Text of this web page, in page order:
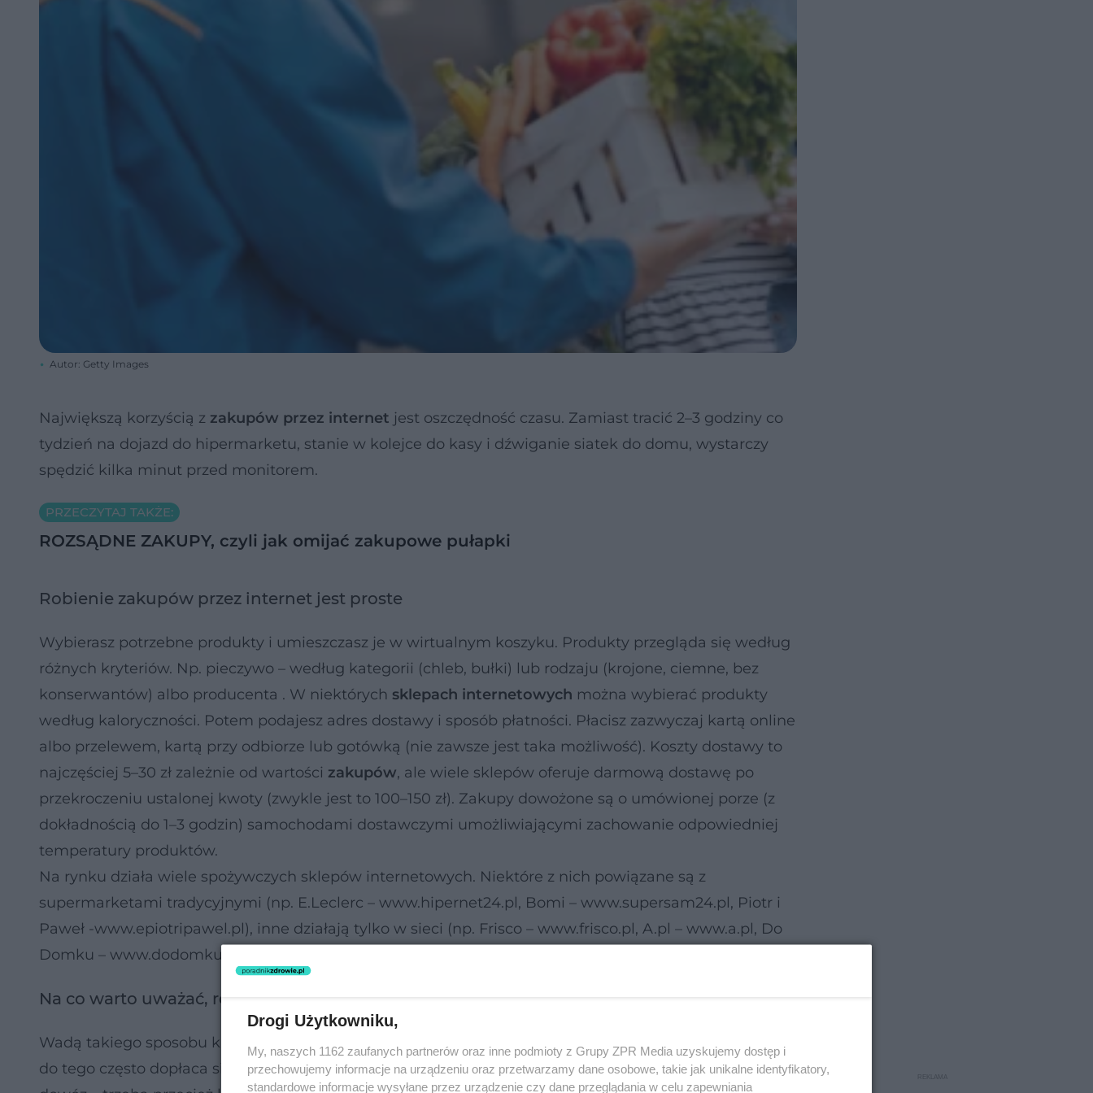
Autor: Getty Images
Największą korzyścią z zakupów przez internet jest oszczędność czasu. Zamiast tracić 2–3 godziny co
tydzień na dojazd do hipermarketu, stanie w kolejce do kasy i dźwiganie siatek do domu, wystarczy
spędzić kilka minut przed monitorem.
PRZECZYTAJ TAKŻE:
ROZSĄDNE ZAKUPY, czyli jak omijać zakupowe pułapki
Robienie zakupów przez internet jest proste
Wybierasz potrzebne produkty i umieszczasz je w wirtualnym koszyku. Produkty przegląda się według
różnych kryteriów. Np. pieczywo – według kategorii (chleb, bułki) lub rodzaju (krojone, ciemne, bez
konserwantów) albo producenta . W niektórych sklepach internetowych można wybierać produkty
według kaloryczności. Potem podajesz adres dostawy i sposób płatności. Płacisz zazwyczaj kartą online
albo przelewem, kartą przy odbiorze lub gotówką (nie zawsze jest taka możliwość). Koszty dostawy to
najczęściej 5–30 zł zależnie od wartości zakupów, ale wiele sklepów oferuje darmową dostawę po
przekroczeniu ustalonej kwoty (zwykle jest to 100–150 zł). Zakupy dowożone są o umówionej porze (z
dokładnością do 1–3 godzin) samochodami dostawczymi umożliwiającymi zachowanie odpowiedniej
temperatury produktów.
Na rynku działa wiele spożywczych sklepów internetowych. Niektóre z nich powiązane są z
supermarketami tradycyjnymi (np. E.Leclerc – www.hipernet24.pl, Bomi – www.supersam24.pl, Piotr i
Paweł -www.epiotripawel.pl), inne działają tylko w sieci (np. Frisco – www.frisco.pl, A.pl – www.a.pl, Do
Domku – www.dodomku.pl).
Na co warto uważać, robiąc zakupy przez internet
Wadą takiego sposobu kupowania są z pewnością koszty. Ceny w internetowych sklepach są wyższe,
do tego często dopłaca się za dowóz. Z drugiej strony – kupując w sklepie stacjonarnym, też płaci się za
Drogi Użytkowniku,
My, naszych 1162 zaufanych partnerów oraz inne podmioty z Grupy ZPR Media uzyskujemy dostęp i
przechowujemy informacje na urządzeniu oraz przetwarzamy dane osobowe, takie jak unikalne identyfikatory,
standardowe informacje wysyłane przez urządzenie czy dane przeglądania w celu zapewniania